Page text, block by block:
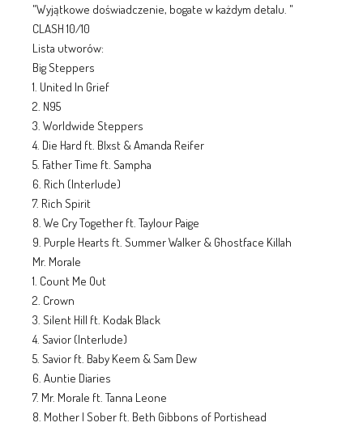
"Wyjątkowe doświadczenie, bogate w każdym detalu. "
CLASH 10/10
Lista utworów:
Big Steppers
1. United In Grief
2. N95
3. Worldwide Steppers
4. Die Hard ft. Blxst & Amanda Reifer
5. Father Time ft. Sampha
6. Rich (Interlude)
7. Rich Spirit
8. We Cry Together ft. Taylour Paige
9. Purple Hearts ft. Summer Walker & Ghostface Killah
Mr. Morale
1. Count Me Out
2. Crown
3. Silent Hill ft. Kodak Black
4. Savior (Interlude)
5. Savior ft. Baby Keem & Sam Dew
6. Auntie Diaries
7. Mr. Morale ft. Tanna Leone
8. Mother I Sober ft. Beth Gibbons of Portishead